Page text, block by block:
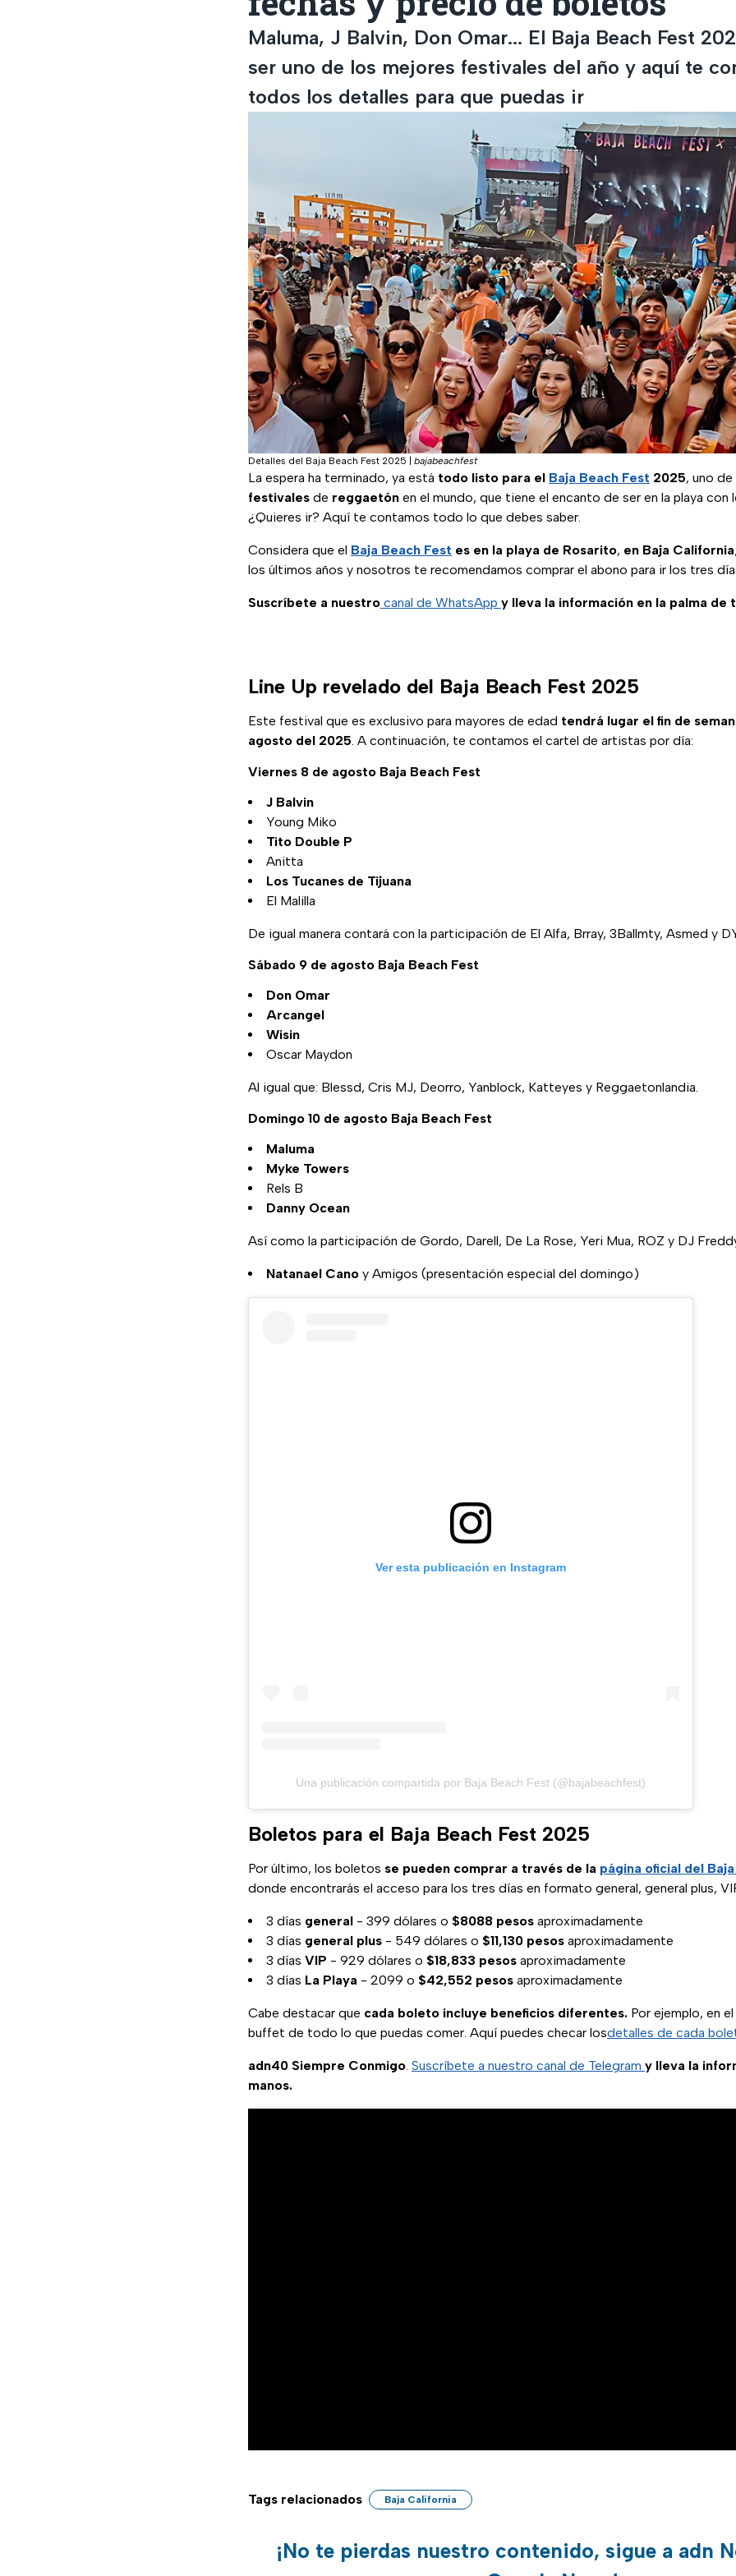
Maluma, J Balvin, Don Omar... El Baja Beach Fest
ser uno de los mejores festivales del año y aquí te
todos los detalles para que puedas ir
Detalles del Baja Beach Fest 2025 bajabeachfest
La espera ha terminado, ya está todo listo para el Baja Beach Fest 2025, uno
festivales de reggaetón en el mundo, que tiene el encanto de ser en la playa con
¿Quieres ir? Aquí te contamos todo lo que debes saber.
Considera que el Baja Beach Fest es en la playa de Rosarito, en Baja California
los últimos años y nosotros te recomendamos comprar el abono para ir los tres
Suscríbete a nuestro canal de WhatsApp y lleva la información en la palma de
Line Up revelado del Baja Beach Fest 2025
Este festival que es exclusivo para mayores de edad tendrá lugar el fin de
agosto del 2025. A continuación, te contamos el cartel de artistas por día:
Viernes 8 de agosto Baja Beach Fest
J Balvin
Young Miko
Tito Double P
Anitta
Los Tucanes de Tijuana
El Malilla
De igual manera contará con la participación de El Alfa, Brray, 3Ballmty, Asmed y
Sábado 9 de agosto Baja Beach Fest
Don Omar
Arcangel
Wisin
Oscar Maydon
Al igual que: Blessd, Cris MJ, Deorro, Yanblock, Katteyes y Reggaetonlandia.
Domingo 10 de agosto Baja Beach Fest
Maluma
Myke Towers
Rels B
Danny Ocean
Así como la participación de Gordo, Darell, De La Rose, Yeri Mua, ROZ y DJ
Natanael Cano y Amigos (presentación especial del domingo)
Ver esta publicación en Instagram
Una publicación compartida por Baja Beach Fest (@bajabeachfest)
Boletos para el Baja Beach Fest 2025
Por último, los boletos se pueden comprar a través de la página oficial del
donde encontrarás el acceso para los tres días en formato general, general plus, VIP
3 días general - 399 dólares o $8088 pesos aproximadamente
3 días general plus - 549 dólares o $11,130 pesos aproximadamente
3 días VIP - 929 dólares o $18,833 pesos aproximadamente
3 días La Playa - 2099 o $42,552 pesos aproximadamente
Cabe destacar que cada boleto incluye beneficios diferentes. Por ejemplo, en
buffet de todo lo que puedas comer. Aquí puedes checar losdetalles de cada
adn40 Siempre Conmigo Suscríbete a nuestro canal de Telegram y lleva la
manos.
Tags relacionados Baja California
¡No te pierdas nuestro contenido, sigue a adn